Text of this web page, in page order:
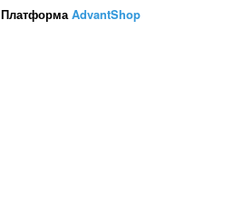
ПлатформаAdvantShop